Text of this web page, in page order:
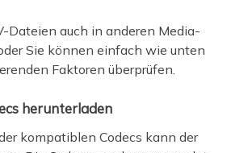
Dateien auch in anderen Media-
Sie können einfach wie unten
Faktoren überprüfen.
herunterladen
kompatiblen Codecs kann der